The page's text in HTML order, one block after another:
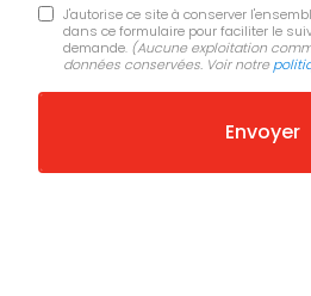
J'autorise ce site à conserver
dans ce formulaire pour faciliter le
demande. (Aucune exploitation
données conservées. Voir notre